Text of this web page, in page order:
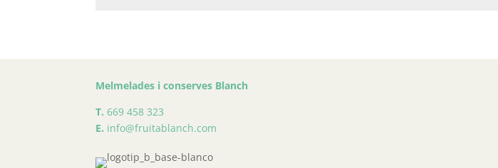
Melmelades i conserves Blanch
T. 669 458 323
E. info@fruitablanch.com